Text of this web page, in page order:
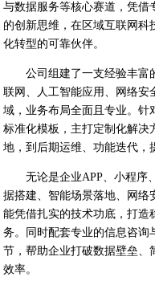
与数据服务等核心赛道，凭借
的创新思维，在区域互联网
化转型的可靠伙伴。
公司组建了一支经验丰富
联网、人工智能应用、网络安
域，业务布局全面且专业。针
标准化模板，主打定制化解决
地，到后期运维、功能迭代，
无论是企业APP、小程序
据搭建、智能场景落地、网络
能凭借扎实的技术功底，打造
务。同时配套专业的信息咨询
节，帮助企业打破数据壁垒、
效率。